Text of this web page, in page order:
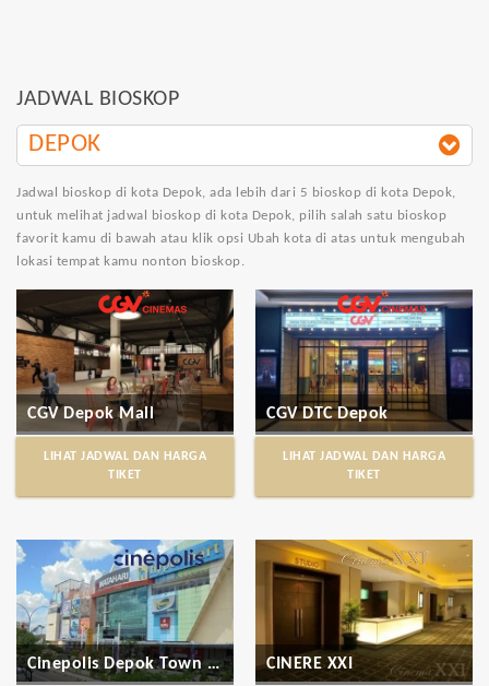
JADWAL BIOSKOP
DEPOK
Jadwal bioskop di kota Depok, ada lebih dari 5 bioskop di kota Depok,
untuk melihat jadwal bioskop di kota Depok, pilih salah satu bioskop
favorit kamu di bawah atau klik opsi Ubah kota di atas untuk mengubah
lokasi tempat kamu nonton bioskop.
CGV Depok Mall
LIHAT JADWAL DAN HARGA
TIKET
CGV DTC Depok
LIHAT JADWAL DAN HARGA
TIKET
Cinepolis Depok Town Square CINERE XXI